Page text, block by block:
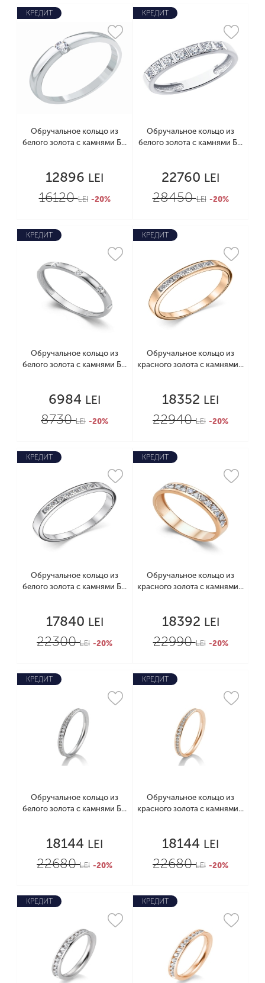
КРЕДИТ
Обручальное кольцо из
белого золота с камнями Б...
12896 LEI
16120LEI -20%
КРЕДИТ
Обручальное кольцо из
белого золота с камнями Б...
22760 LEI
28450LEI -20%
КРЕДИТ
Обручальное кольцо из
белого золота с камнями Б...
6984 LEI
8730LEI -20%
КРЕДИТ
Обручальное кольцо из
красного золота с камнями...
18352 LEI
22940LEI -20%
КРЕДИТ
Обручальное кольцо из
белого золота с камнями Б...
17840 LEI
22300LEI -20%
КРЕДИТ
Обручальное кольцо из
красного золота с камнями...
18392 LEI
22990LEI -20%
КРЕДИТ
Обручальное кольцо из
белого золота с камнями Б...
18144 LEI
22680LEI -20%
КРЕДИТ
Обручальное кольцо из
красного золота с камнями...
18144 LEI
22680LEI -20%
КРЕДИТ КРЕДИТ